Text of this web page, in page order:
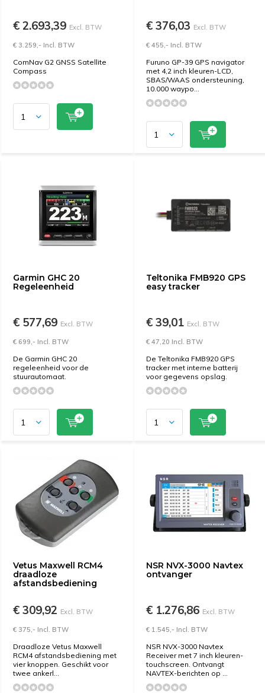
€ 2.693,39 Excl. BTW
€ 3.259,- Incl. BTW
ComNav G2 GNSS Satellite
Compass
€ 376,03 Excl. BTW
€ 455,- Incl. BTW
Furuno GP-39 GPS navigator
met 4,2 inch kleuren-LCD,
SBAS/WAAS ondersteuning,
10.000 waypo...
Garmin GHC 20
Regeleenheid
€ 577,69 Excl. BTW
€ 699,- Incl. BTW
De Garmin GHC 20
regeleenheid voor de
stuurautomaat.
Teltonika FMB920 GPS
easy tracker
€ 39,01 Excl. BTW
€ 47,20 Incl. BTW
De Teltonika FMB920 GPS
tracker met interne batterij
voor gegevens opslag.
Vetus Maxwell RCM4
draadloze
afstandsbediening
€ 309,92 Excl. BTW
€ 375,- Incl. BTW
Draadloze Vetus Maxwell
RCM4 afstandsbediening met
vier knoppen. Geschikt voor
twee ankerl...
NSR NVX-3000 Navtex
ontvanger
€ 1.276,86 Excl. BTW
€ 1.545,- Incl. BTW
NSR NVX-3000 Navtex
Receiver met 7 inch kleuren-
touchscreen. Ontvangt
NAVTEX-berichten op ...